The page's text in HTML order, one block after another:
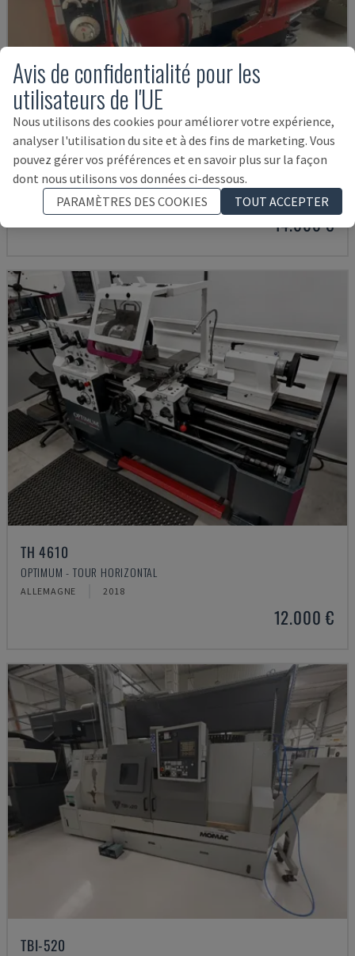
EMCOMAT 200X1000
EMCO - TOUR HORIZONTAL
ALLEMAGNE 2001
14.000 €
TH 4610
OPTIMUM - TOUR HORIZONTAL
ALLEMAGNE 2018
12.000 €
TBI-520
Avis de confidentialité pour les
utilisateurs de l'UE
Nous utilisons des cookies pour améliorer votre expérience,
analyser l'utilisation du site et à des fins de marketing. Vous
pouvez gérer vos préférences et en savoir plus sur la façon
dont nous utilisons vos données ci-dessous.
PARAMÈTRES DES COOKIES
TOUT ACCEPTER